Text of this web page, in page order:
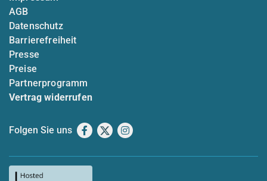
AGB
Datenschutz
Barrierefreiheit
Presse
Preise
Partnerprogramm
Vertrag widerrufen
Folgen Sie uns Facebook
X Instagram